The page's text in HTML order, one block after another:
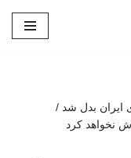
ایران بدل شد /
نخواهد کرد